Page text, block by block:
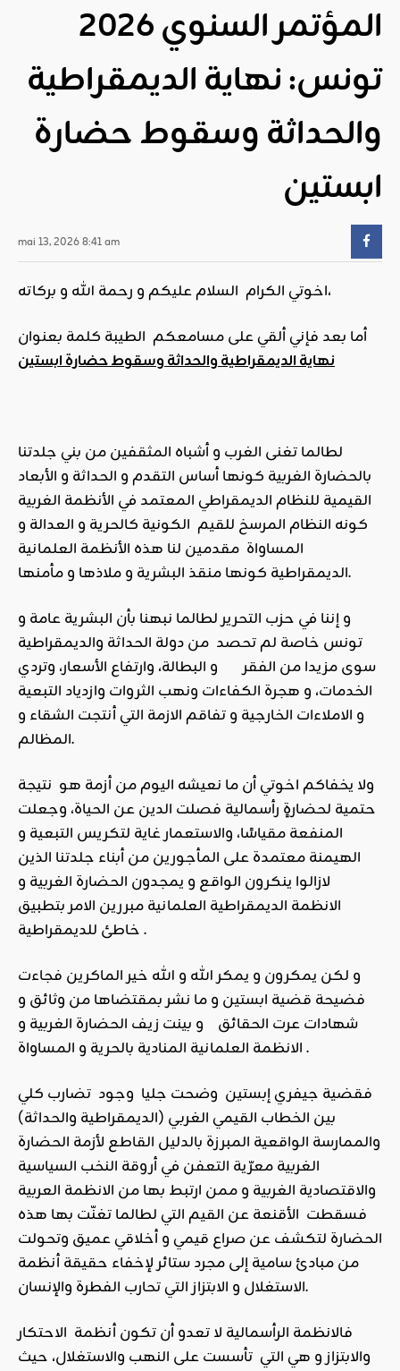
المؤتمر السنوي 2026
تونس: نهاية الديمقراطية
والحداثة وسقوط حضارة
ابستين
mai 13, 2026 8:41 am
اخوتي الكرام السلام عليكم و رحمة الله و بركاته،
أما بعد فإني ألقي على مسامعكم الطيبة كلمة بعنوان
نهاية الديمقراطية والحداثة وسقوط حضارة ابستين
لطالما تغنى الغرب و أشباه المثقفين من بني جلدتنا
بالحضارة الغربية كونها أساس التقدم و الحداثة و الأبعاد
القيمية للنظام الديمقراطي المعتمد في الأنظمة الغربية
كونه النظام المرسخ للقيم الكونية كالحرية و العدالة و
المساواة مقدمين لنا هذه الأنظمة العلمانية
الديمقراطية كونها منقذ البشرية و ملاذها و مأمنها.
و إننا في حزب التحرير لطالما نبهنا بأن البشرية عامة و
تونس خاصة لم تحصد من دولة الحداثة والديمقراطية
سوى مزيدا من الفقر و البطالة، وارتفاع الأسعار، وتردي
الخدمات، و هجرة الكفاءات ونهب الثروات وازدياد التبعية
و الاملاءات الخارجية و تفاقم الازمة التي أنتجت الشقاء و
المظالم.
ولا يخفاكم اخوتي أن ما نعيشه اليوم من أزمة هو نتيجة
حتمية لحضارةٍ رأسمالية فصلت الدين عن الحياة، وجعلت
المنفعة مقياسًا، والاستعمار غاية لتكريس التبعية و
الهيمنة معتمدة على المأجورين من أبناء جلدتنا الذين
لازالوا ينكرون الواقع و يمجدون الحضارة الغربية و
الانظمة الديمقراطية العلمانية مبررين الامر بتطبيق
خاطئ للديمقراطية .
و لكن يمكرون و يمكر الله و الله خير الماكرين فجاءت
فضيحة قضية ابستين و ما نشر بمقتضاها من وثائق و
شهادات عرت الحقائق و بينت زيف الحضارة الغربية و
الانظمة العلمانية المنادية بالحرية و المساواة .
فقضية جيفري إبستين وضحت جليا وجود تضارب كلي
بين الخطاب القيمي الغربي (الديمقراطية والحداثة)
والممارسة الواقعية المبرزة بالدليل القاطع لأزمة الحضارة
الغربية معرّية التعفن في أروقة النخب السياسية
والاقتصادية الغربية و ممن ارتبط بها من الانظمة العربية
فسقطت الأقنعة عن القيم التي لطالما تغنّت بها هذه
الحضارة لتكشف عن صراع قيمي و أخلاقي عميق وتحولت
من مبادئ سامية إلى مجرد ستائر لإخفاء حقيقة أنظمة
الاستغلال و الابتزاز التي تحارب الفطرة والإنسان.
فالانظمة الرأسمالية لا تعدو أن تكون أنظمة الاحتكار
والابتزاز و هي التي تأسست على النهب والاستغلال، حيث